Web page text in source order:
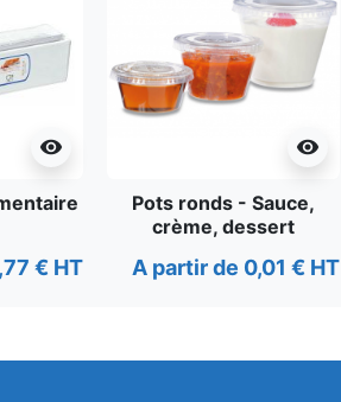
visibility
€ HT
visibility
Pots ronds - Sauce,
crème, dessert
A partir de 0,01 € HT